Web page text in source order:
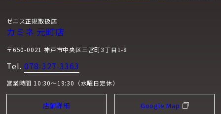
ゼニス正規取扱店
カミネ 元町店
〒650-0021 神戸市中央区三宮町3丁目1-8
Tel. 078-327-3363
営業時間 10:30～19:30（水曜日定休）
店舗詳細 Google Map